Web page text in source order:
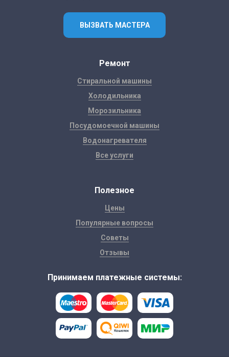
ВЫЗВАТЬ МАСТЕРА
Ремонт
Стиральной машины
Холодильника
Морозильника
Посудомоечной машины
Водонагревателя
Все услуги
Полезное
Цены
Популярные вопросы
Советы
Отзывы
Принимаем платежные системы: